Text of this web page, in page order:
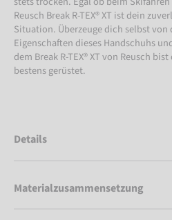
Reusch Break R-TEX® XT ist dein
Situation. Überzeuge dich selbst von
Eigenschaften dieses Handschuhs
dem Break R-TEX® XT von Reusch
bestens gerüstet.
Details
Materialzusammensetzung